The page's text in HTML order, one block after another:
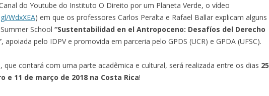
do Youtube do Instituto O Direito por um Planeta Verde, o vídeo
WdxXEA) em que os professores Carlos Peralta e Rafael Ballar explicam alguns
School “Sustentabilidad en el Antropoceno: Desafíos del Derecho
, apoiada pelo IDPV e promovida em parceria pelo GPDS (UCR) e GPDA (UFSC).
que contará com uma parte acadêmica e cultural, será realizada entre os dias 25
e 11 de março de 2018 na Costa Rica!